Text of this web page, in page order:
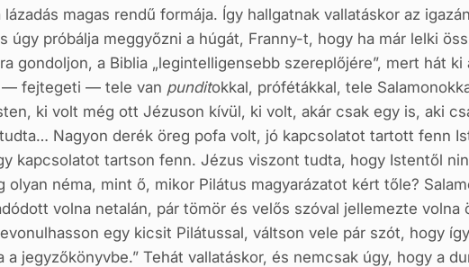
lázadás magas rendű formája. Így hallgatnak vallatáskor az
úgy próbálja meggyőzni a húgát, Franny-t, hogy ha már lelki
gondoljon, a Biblia „legintelligensebb szereplőjére”, mert hát ki
— fejtegeti — tele van punditokkal, prófétákkal, tele
ki volt még ott Jézuson kívül, ki volt, akár csak egy is, aki
Nagyon derék öreg pofa volt, jó kapcsolatot tartott fenn
kapcsolatot tartson fenn. Jézus viszont tudta, hogy Istentől
néma, mint ő, mikor Pilátus magyarázatot kért tőle?
volna netalán, pár tömör és velős szóval jellemezte volna
egy kicsit Pilátussal, váltson vele pár szót, hogy
jegyzőkönyvbe.” Tehát vallatáskor, és nemcsak úgy, hogy a